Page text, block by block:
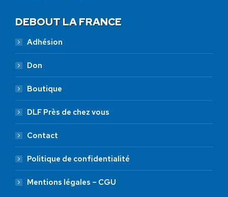
DEBOUT LA FRANCE
Adhésion
Don
Boutique
DLF Près de chez vous
Contact
Politique de confidentialité
Mentions légales – CGU